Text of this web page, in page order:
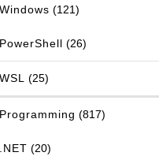
Windows (121)
PowerShell (26)
WSL (25)
Programming (817)
.NET (20)